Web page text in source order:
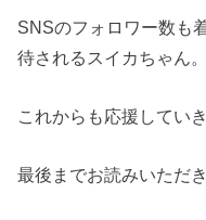
SNSのフォロワー数も
待されるスイカちゃん。
これからも応援してい
最後までお読みいただ